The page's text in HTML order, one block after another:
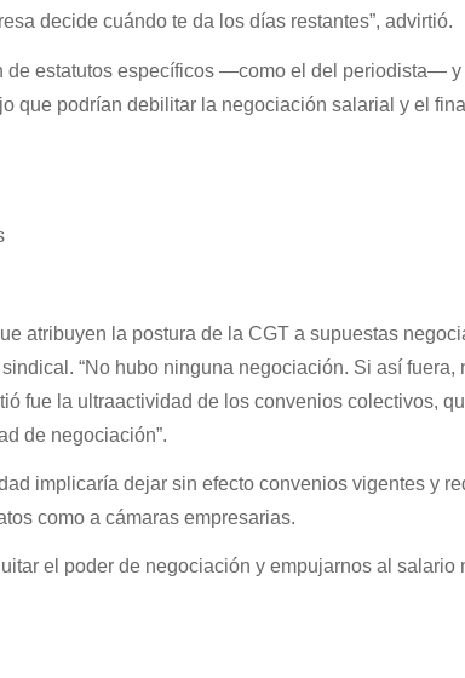
decide cuándo te da los días restantes”, advirtió.
de estatutos específicos —como el del periodista— y
que podrían debilitar la negociación salarial y el
atribuyen la postura de la CGT a supuestas
“No hubo ninguna negociación. Si así fuera,
fue la ultraactividad de los convenios colectivos,
de negociación”.
implicaría dejar sin efecto convenios vigentes y
como a cámaras empresarias.
el poder de negociación y empujarnos al salario